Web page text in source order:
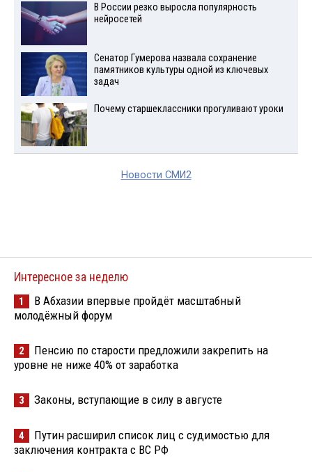
В России резко выросла популярность
нейросетей
Сенатор Гумерова назвала сохранение
памятников культуры одной из ключевых
задач
Почему старшеклассники прогуливают уроки
Новости СМИ2
Интересное за неделю
1
В Абхазии впервые пройдёт масштабный
молодёжный форум
2
Пенсию по старости предложили закрепить на
уровне не ниже 40% от заработка
3 Законы, вступающие в силу в августе
4
Путин расширил список лиц с судимостью для
заключения контракта с ВС РФ